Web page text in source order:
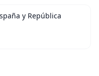
y República